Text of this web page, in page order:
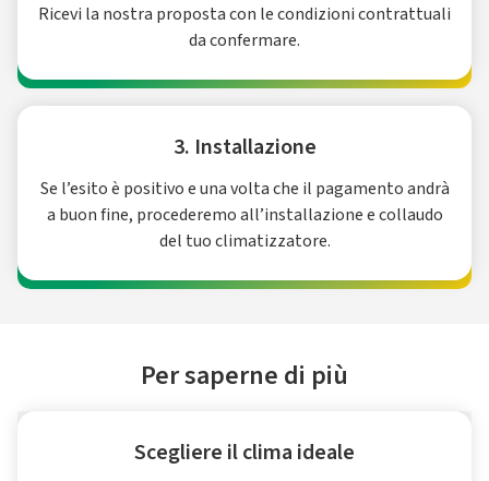
Ricevi la nostra proposta con le condizioni contrattuali
da confermare.
3. Installazione
Se l’esito è positivo e una volta che il pagamento andrà
a buon fine, procederemo all’installazione e collaudo
del tuo climatizzatore.
Per saperne di più
Scegliere il clima ideale